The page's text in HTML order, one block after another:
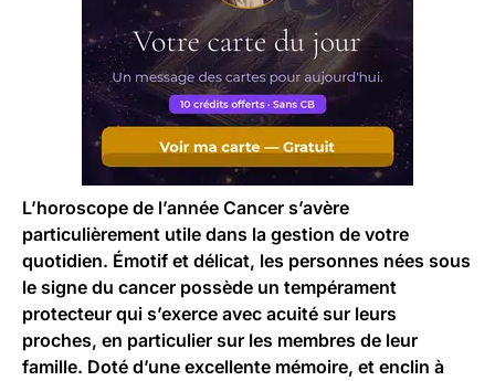
L’horoscope de l’année Cancer s’avère
particulièrement utile dans la gestion de votre
quotidien. Émotif et délicat, les personnes nées sous
le signe du cancer possède un tempérament
protecteur qui s’exerce avec acuité sur leurs
proches, en particulier sur les membres de leur
famille. Doté d’une excellente mémoire, et enclin à